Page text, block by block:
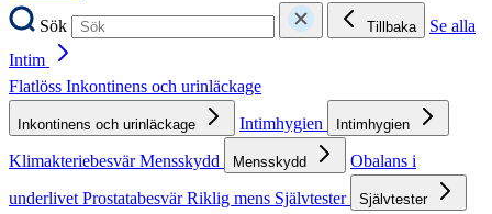
Sök
Tillbaka
Se alla
Intim
Flatlöss Inkontinens och urinläckage
Inkontinens och urinläckage Intimhygien Intimhygien
KlimakteriebesvärMensskydd Mensskydd
Obalans i
underlivetProstatabesvärRiklig mens Självtester Självtester